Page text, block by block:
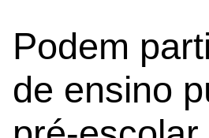
Podem
de ensino